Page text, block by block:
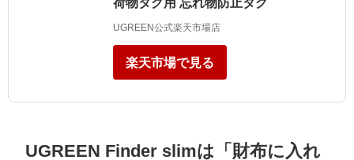
UGREEN公式楽天市場店
楽天市場で見る
UGREEN Finder slimは「財布に入れ